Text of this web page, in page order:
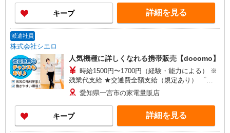
インセンティブ支給(規定有) ゜・。○。・゜
+゜・。○。・゜+゜
キープ 詳細を見る
派遣社員
株式会社シエロ
人気機種に詳しくなれる携帯販売【docomo】
時給1500円〜1700円（経験・能力による） ※
残業代支給 ★交通費全額支給（規定あり） ゜
+゜・。○。・゜+゜・。○。・゜+゜ 入社祝い金10
万円支給(規定有) お友達を紹介頂くと, インセンテ
ィブ支給(規定有) ★月2回払い・週払い可能（規程
有）★ ゜・。○。・゜+゜・。○。・゜+゜
愛知県一宮市の家電量販店
キープ 詳細を見る